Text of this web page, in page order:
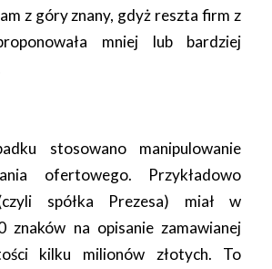
z góry znany, gdyż reszta firm z
mniej lub bardziej
stosowano manipulowanie
ofertowego. Przykładowo
spółka Prezesa) miał w
znaków na opisanie zamawianej
kilku milionów złotych. To